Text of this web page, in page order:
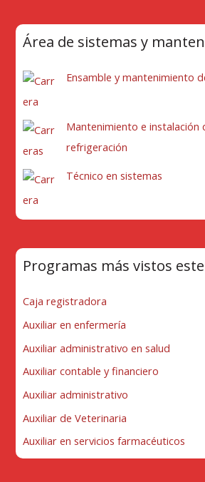
Área de sistemas y
Ensamble y mantenimiento
Mantenimiento e instalación
refrigeración
Técnico en sistemas
Programas más vistos
Caja registradora
Auxiliar en enfermería
Auxiliar administrativo en salud
Auxiliar contable y financiero
Auxiliar administrativo
Auxiliar de Veterinaria
Auxiliar en servicios farmacéuticos